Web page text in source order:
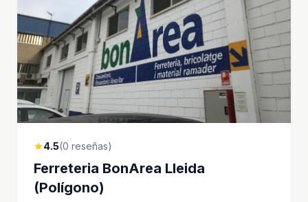
star4.5(0 reseñas)
Ferreteria BonArea Lleida
(Polígono)